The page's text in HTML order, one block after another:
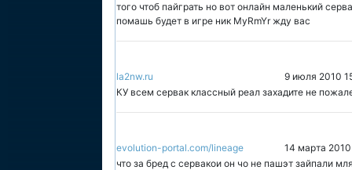
того чтоб пайграть но вот онлайн маленький
помашь будет в игре ник MyRmYr жду вас
la2nw.ru
9 июля 2010
КУ всем сервак классный реал захадите не
evolution-portal.com/lineage
14 марта
что за бред с сервакои он чо не пашэт зайпали